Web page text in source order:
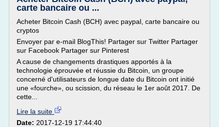
carte bancaire ou ...
Acheter Bitcoin Cash (BCH) avec paypal, carte bancaire ou
cryptos
Envoyer par e-mail BlogThis! Partager sur Twitter Partager
sur Facebook Partager sur Pinterest
A cause de changements drastiques apportés à la
technologie éprouvée et réussie du Bitcoin, un groupe
concerné d'utilisateurs de longue date du Bitcoin ont initié
une «fourche», ou scission, du réseau le 1er août 2017. De
cette...
Lire la suite
Date: 2017-12-19 17:44:40